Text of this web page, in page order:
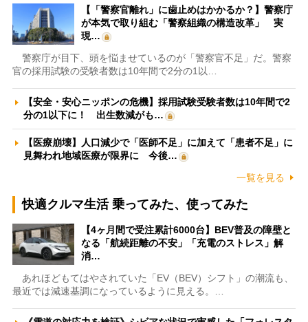
【「警察官離れ」に歯止めはかかるか？】警察庁
が本気で取り組む「警察組織の構造改革」 実
現…
警察庁が目下、頭を悩ませているのが「警察官不足」だ。警察
官の採用試験の受験者数は10年間で2分の1以…
【安全・安心ニッポンの危機】採用試験受験者数は10年間で2
分の1以下に！ 出生数減がも…
【医療崩壊】人口減少で「医師不足」に加えて「患者不足」に
見舞われ地域医療が限界に 今後…
一覧を見る
快適クルマ生活 乗ってみた、使ってみた
【4ヶ月間で受注累計6000台】BEV普及の障壁と
なる「航続距離の不安」「充電のストレス」解
消…
あれほどもてはやされていた「EV（BEV）シフト」の潮流も、
最近では減速基調になっているように見える。…